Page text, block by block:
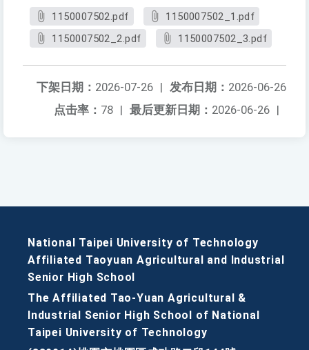
1150007502.pdf
1150007502_1.pdf
1150007502_2.pdf
1150007502_3.pdf
发布日期： 2026-06-26
下架日期： 2026-07-26 |
最后更新日期： 2026-06-26 |
点击率： 78 |
National Taipei University of Technology
Affiliated Taoyuan Agricultural and Industrial
Senior High School
The Affiliated Tao-Yuan Agricultural &
Industrial Senior High School of National
Taipei University of Technology